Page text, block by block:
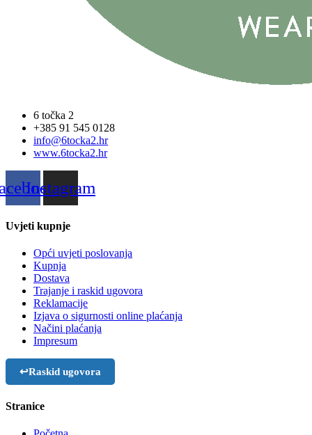
6 točka 2
+385 91 545 0128
info@6tocka2.hr
www.6tocka2.hr
Instagram
Uvjeti kupnje
Opći uvjeti poslovanja
Kupnja
Dostava
Trajanje i raskid ugovora
Reklamacije
Izjava o sigurnosti online plaćanja
Načini plaćanja
Impresum
↩Raskid ugovora
Stranice